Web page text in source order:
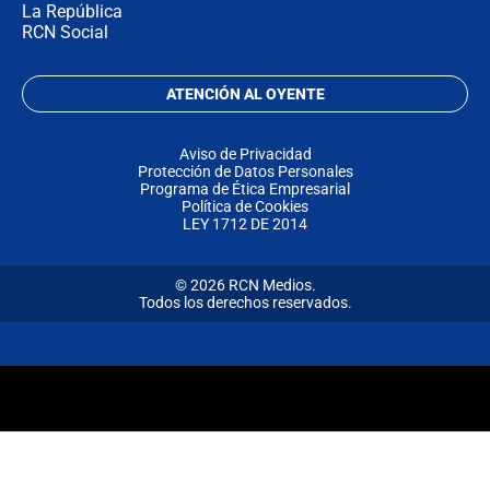
La República
RCN Social
ATENCIÓN AL OYENTE
Aviso de Privacidad
Protección de Datos Personales
Programa de Ética Empresarial
Política de Cookies
LEY 1712 DE 2014
© 2026 RCN Medios.
Todos los derechos reservados.